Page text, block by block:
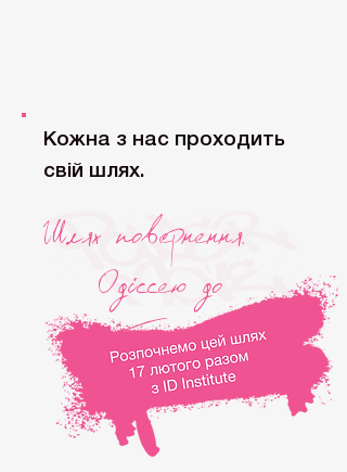
Кожна з нас проходить
свій шлях.
Одiссею до
себе.
Шлях повернення.